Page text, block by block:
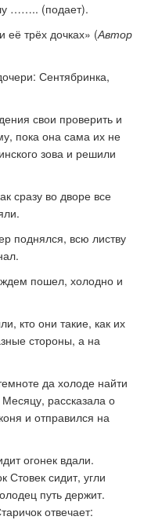
…….. (подает).
её трёх дочках» (Автор
Сентябринка,
свои проверить и
пока она сама их не
зова и решили
сразу во дворе все
поднялся, всю листву
пошел, холодно и
кто они такие, как их
стороны, а на
да холоде найти
рассказала о
и отправился на
огонек вдали.
Стовек сидит, угли
путь держит.
отвечает: